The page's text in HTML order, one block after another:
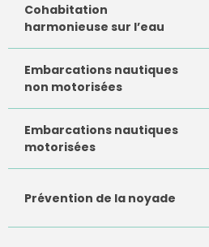
Cohabitation
harmonieuse sur l’eau
Embarcations nautiques
non motorisées
Embarcations nautiques
motorisées
Prévention de la noyade